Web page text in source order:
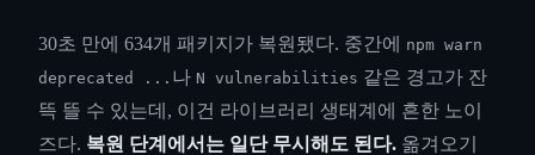
30초 만에 634개 패키지가 복원됐다. 중간에
npm warn
deprecated ... 나 N vulnerabilities 같은 경고가 잔
뜩 뜰 수 있는데, 이건 라이브러리 생태계에 흔한 노이
즈다. 복원 단계에서는 일단 무시해도 된다. 옮겨오기